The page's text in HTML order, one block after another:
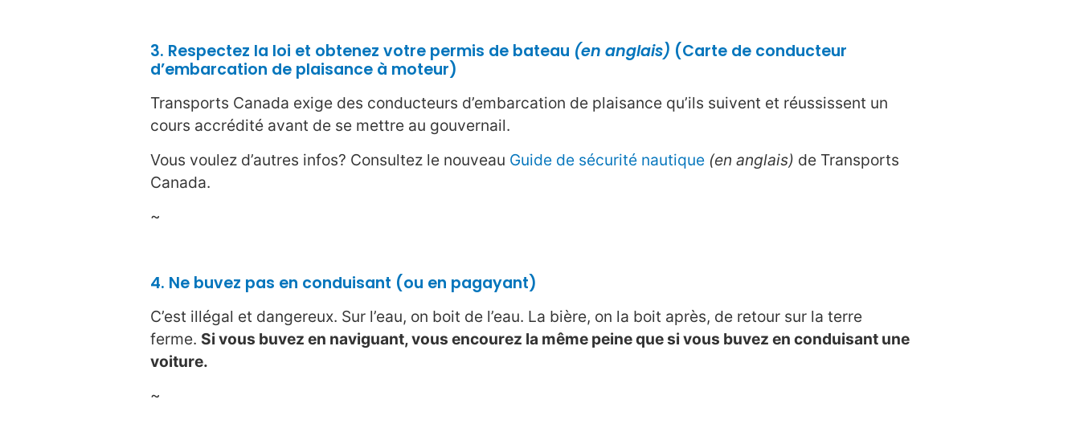
3. Respectez la loi et obtenez votre permis de bateau (en anglais) (Carte de conducteur
d’embarcation de plaisance à moteur)
Transports Canada exige des conducteurs d’embarcation de plaisance qu’ils suivent et réussissent un
cours accrédité avant de se mettre au gouvernail.
Vous voulez d’autres infos? Consultez le nouveau Guide de sécurité nautique (en anglais) de Transports
Canada.
~
4. Ne buvez pas en conduisant (ou en pagayant)
C’est illégal et dangereux. Sur l’eau, on boit de l’eau. La bière, on la boit après, de retour sur la terre
ferme. Si vous buvez en naviguant, vous encourez la même peine que si vous buvez en conduisant une
voiture.
~